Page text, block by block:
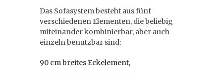
Das Sofasystem besteht aus fünf
verschiedenen Elementen, die beliebig
miteinander kombinierbar, aber auch
einzeln benutzbar sind:
90 cm breites Eckelement,